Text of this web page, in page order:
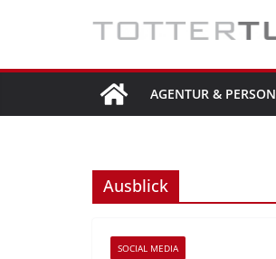
AGENTUR & PERSON
Ausblick
SOCIAL MEDIA